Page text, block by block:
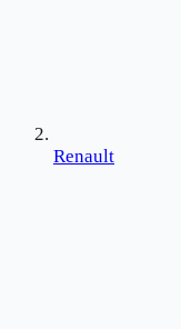
Renault